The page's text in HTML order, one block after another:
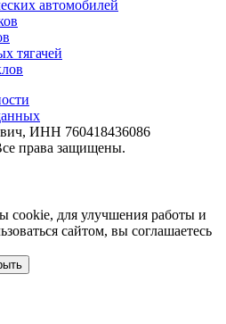
автомобилей
тягачей
ИНН 760418436086
права защищены.
cookie, для улучшения работы и
сайтом, вы соглашаетесь